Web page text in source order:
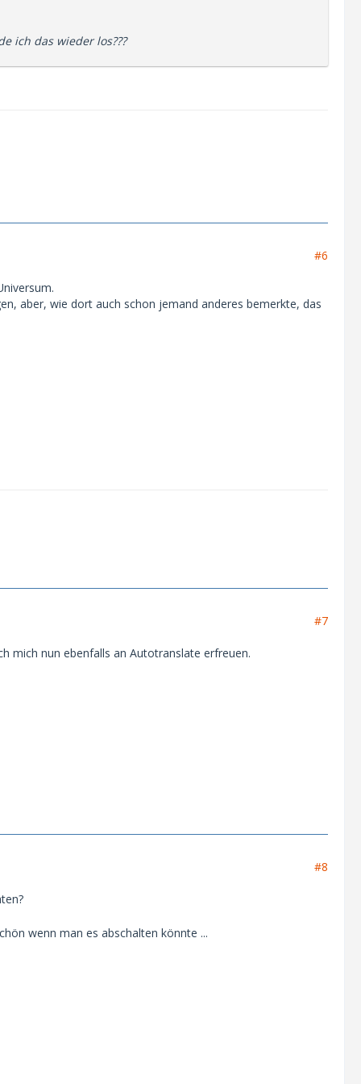
ich das wieder los???
#6
aber, wie dort auch schon jemand anderes bemerkte, das
#7
mich nun ebenfalls an Autotranslate erfreuen.
#8
wenn man es abschalten könnte ...